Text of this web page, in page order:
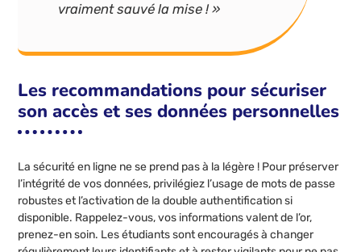
vraiment sauvé la mise ! »
Les recommandations pour sécuriser
son accès et ses données personnelles
La sécurité en ligne ne se prend pas à la légère ! Pour préserver
l’intégrité de vos données, privilégiez l’usage de mots de passe
robustes et l’activation de la double authentification si
disponible. Rappelez-vous, vos informations valent de l’or,
prenez-en soin. Les étudiants sont encouragés à changer